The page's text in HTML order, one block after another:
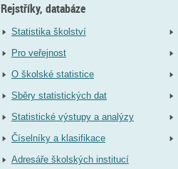
Rejstříky, databáze
Statistika školství
Pro veřejnost
O školské statistice
Sběry statistických dat
Statistické výstupy a analýzy
Číselníky a klasifikace
Adresáře školských institucí